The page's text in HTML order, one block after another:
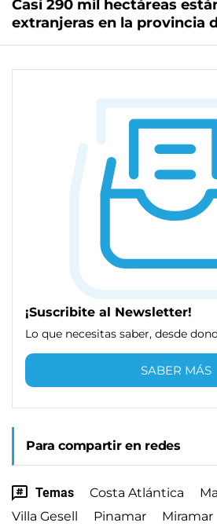
Casi 290 mil hectáreas
extranjeras en la provincia
¡Suscribite al Newsletter!
Lo que necesitas saber, desde
SABER MÁS
Para compartir en redes
Temas Costa Atlántica
Villa Gesell
Pinamar Miramar